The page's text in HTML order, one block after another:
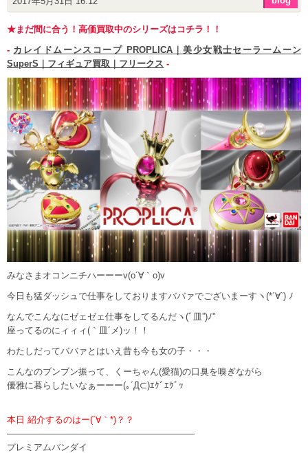
★まだ間に合う！高価買取中のシリーズはコチラ！！
- カレイドムーンスコープ PROPLICA｜美少女戦士セーラームーン
SuperS｜フィギュア買取｜フリークス -
みなさまオコンニチハーーーv(o´∀｀o)v
今日も猛ダッシュで仕事をしておりますババァでございまーすヽ(*´∀`) ﾉ
なんでこんなにゼェゼェ仕事をしてるんだヽ(ﾞ皿”)ﾉ"
座ってるのにィィィ(｀皿´メ)ッ！！
わたしだってババァとはいえ昔も今も女の子・・・
こんなのブンブン振って、くーちゃん(愛猫)の口臭を嗅ぎながら
優雅に暮らしたいなぁーーー(｡´Д⊂)ｴｸﾞｴｸﾞｯ
本日 紹介するのはー(´∀｀*)？？
—————————————————————
プレミアムバンダイ